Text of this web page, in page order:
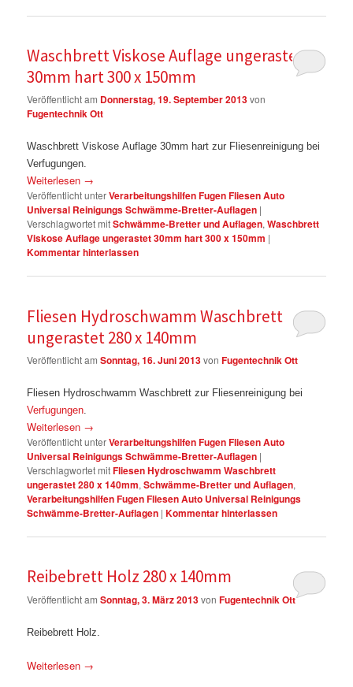
Waschbrett Viskose Auflage ungerastet
30mm hart 300 x 150mm
Veröffentlicht am Donnerstag, 19. September 2013von
Fugentechnik Ott
Waschbrett Viskose Auflage 30mm hart zur Fliesenreinigung bei
Verfugungen.
Weiterlesen →
Veröffentlicht unterVerarbeitungshilfen Fugen Fliesen Auto
Universal Reinigungs Schwämme-Bretter-Auflagen |
Verschlagwortet mitSchwämme-Bretter und Auflagen,Waschbrett
Viskose Auflage ungerastet 30mm hart 300 x 150mm |
Kommentar hinterlassen
Fliesen Hydroschwamm Waschbrett
ungerastet 280 x 140mm
Veröffentlicht amSonntag, 16. Juni 2013vonFugentechnik Ott
Fliesen Hydroschwamm Waschbrett zur Fliesenreinigung bei
Verfugungen
Weiterlesen →
Veröffentlicht unterVerarbeitungshilfen Fugen Fliesen Auto
Universal Reinigungs Schwämme-Bretter-Auflagen |
Verschlagwortet mitFliesen Hydroschwamm Waschbrett
ungerastet 280 x 140mm,Schwämme-Bretter und Auflagen,
Verarbeitungshilfen Fugen Fliesen Auto Universal Reinigungs
Schwämme-Bretter-Auflagen |Kommentar hinterlassen
Reibebrett Holz 280 x 140mm
Veröffentlicht amSonntag, 3. März 2013vonFugentechnik Ott
Reibebrett Holz.
Weiterlesen →